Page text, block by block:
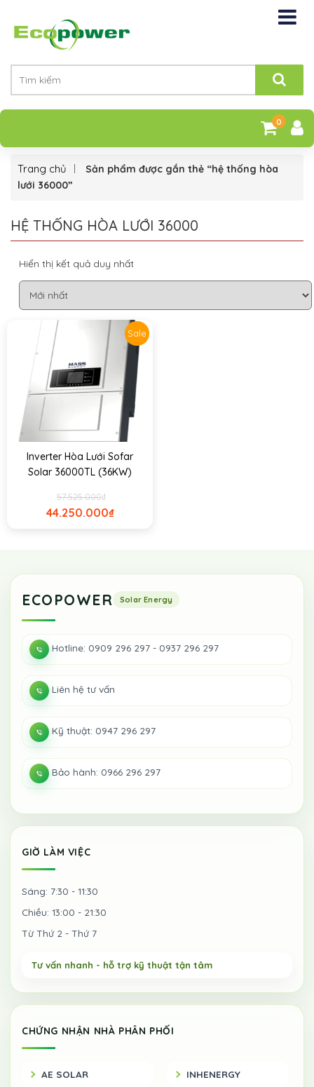
0
Trang chủ
Sản phẩm được gắn thẻ “hệ thống hòa
lưới 36000”
HỆ THỐNG HÒA LƯỚI 36000
Hiển thị kết quả duy nhất
Sale
Inverter Hòa Lưới Sofar
Solar 36000TL (36KW)
₫
57.525.000
₫
44.250.000
ECOPOWER
Hotline: 0909 296 297 - 0937 296 297
Liên hệ tư vấn
Kỹ thuật: 0947 296 297
Bảo hành: 0966 296 297
GIỜ LÀM VIỆC
Sáng: 7:30 - 11:30
Chiều: 13:00 - 21:30
Từ Thứ 2 - Thứ 7
CHỨNG NHẬN NHÀ PHÂN PHỐI
AE SOLAR INHENERGY